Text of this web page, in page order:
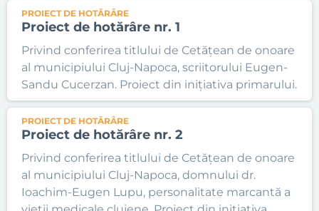
PROIECT DE HOTĂRÂRE
Proiect de hotărâre nr. 1
Privind conferirea titlului de Cetățean de onoare
al municipiului Cluj-Napoca, scriitorului Eugen-
Sandu Cucerzan. Proiect din inițiativa primarului.
PROIECT DE HOTĂRÂRE
Proiect de hotărâre nr. 2
Privind conferirea titlului de Cetățean de onoare
al municipiului Cluj-Napoca, domnului dr.
Ioachim-Eugen Lupu, personalitate marcantă a